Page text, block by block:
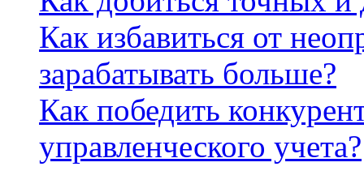
Как избавиться от
зарабатывать больше?
Как победить
управленческого учета?